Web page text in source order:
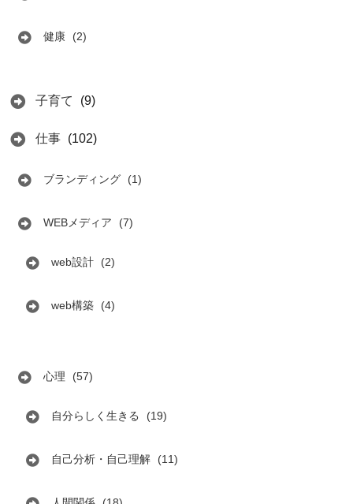
健康 (2)
子育て (9)
仕事 (102)
ブランディング (1)
WEBメディア (7)
web設計 (2)
web構築 (4)
心理 (57)
自分らしく生きる (19)
自己分析・自己理解 (11)